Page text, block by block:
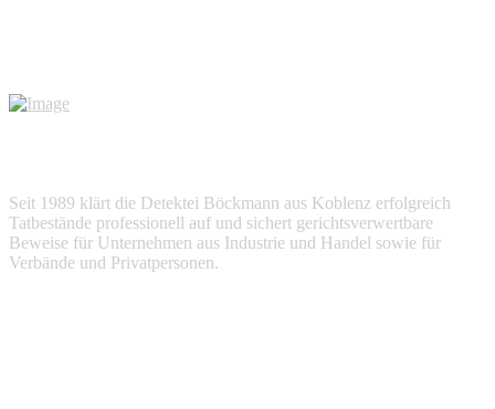
Seit 1989 klärt die Detektei Böckmann aus Koblenz erfolgreich
Tatbestände professionell auf und sichert gerichtsverwertbare
Beweise für Unternehmen aus Industrie und Handel sowie für
Verbände und Privatpersonen.